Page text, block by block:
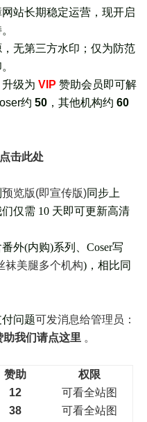
站长期稳定运营，现开启
无第三方水印；仅为防范
升级为 VIP 赞助会员即可解
约 50 ，其他机构约 60
击此处
预览版(即宣传版)同步上
仅需 10 天即可更新高清
外(内购)系列、Coser写
袜美腿多个机构)，相比同
问题可发消息给管理员：
助我们请点这里 。
赞助
权限
12
可看全站图
38
可看全站图